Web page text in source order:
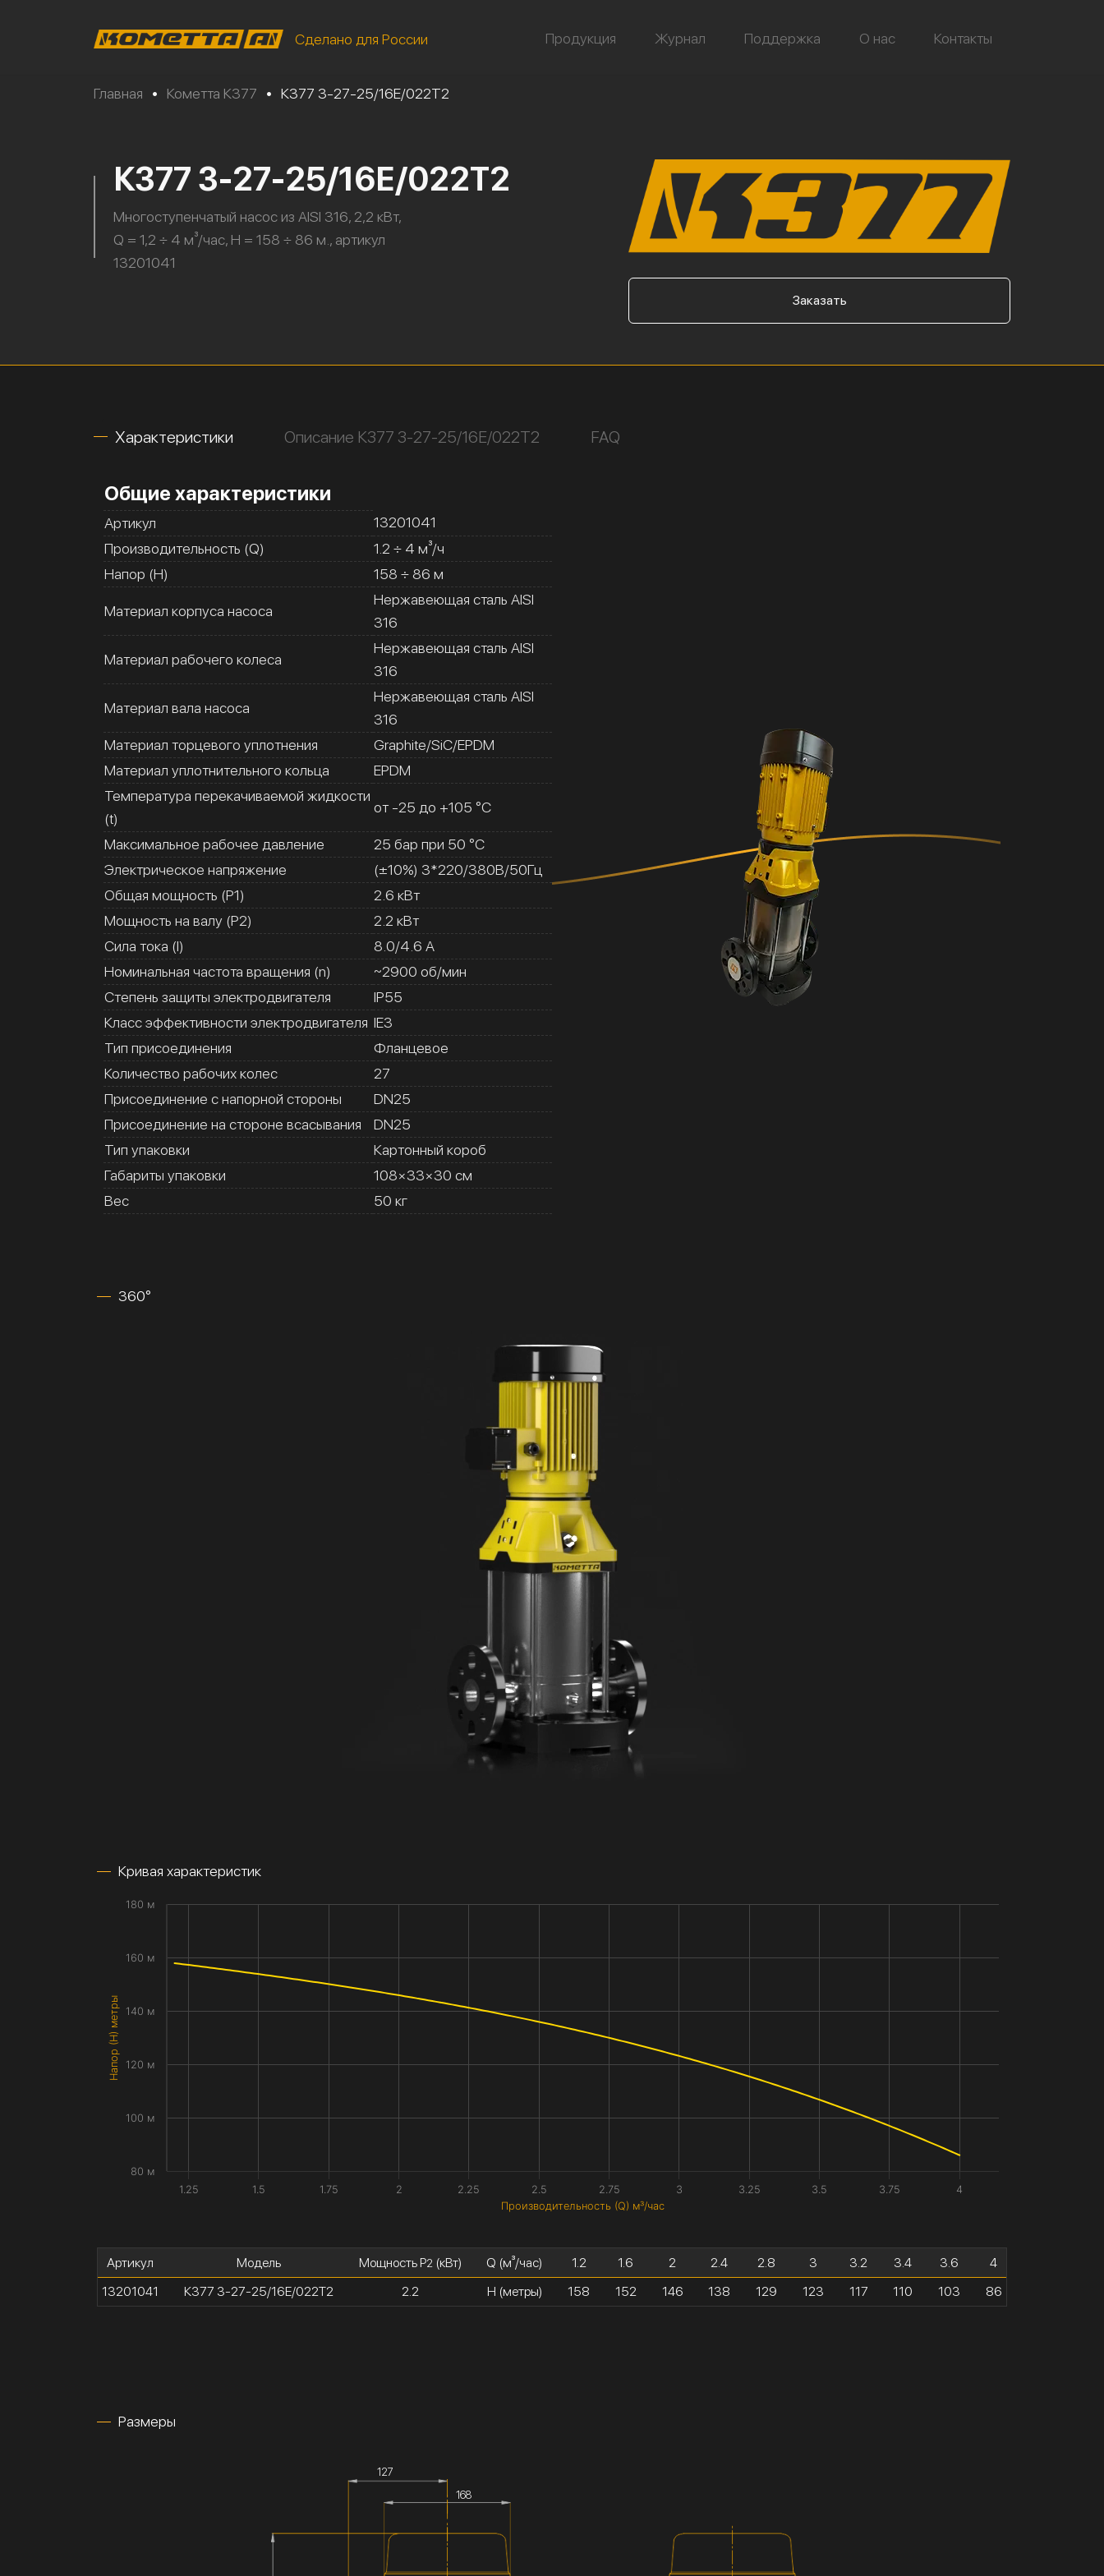
Сделано для России Продукция Журнал Поддержка О нас Контакты
Главная • Кометта К377 • К377 3-27-25/16Е/022Т2
К377 3-27-25/16Е/022Т2
Многоступенчатый насос из AISI 316, 2,2 кВт,
Q = 1,2 ÷ 4 м³/час, H = 158 ÷ 86 м., артикул
13201041
Заказать
Характеристики Описание К377 3-27-25/16Е/022Т2 FAQ
Общие характеристики
Артикул
13201041
Производительность (Q)
1.2 ÷ 4 м³/ч
Напор (H)
158 ÷ 86 м
Материал корпуса насоса
Нержавеющая сталь AISI
316
Материал рабочего колеса
Нержавеющая сталь AISI
316
Материал вала насоса
Нержавеющая сталь AISI
316
Материал торцевого уплотнения
Graphite/SiC/EPDM
Материал уплотнительного кольца
EPDM
Температура перекачиваемой жидкости
(t)
от -25 до +105 °C
Максимальное рабочее давление
25 бар при 50 °C
Электрическое напряжение
(±10%) 3*220/380В/50Гц
Общая мощность (Р1)
2.6 кВт
Мощность на валу (Р2)
2.2 кВт
Сила тока (I)
8.0/4.6 A
Номинальная частота вращения (n)
~2900 об/мин
Степень защиты электродвигателя
IP55
Класс эффективности электродвигателя IE3
Тип присоединения
Фланцевое
Количество рабочих колес
27
Присоединение с напорной стороны
DN25
Присоединение на стороне всасывания
DN25
Тип упаковки
Картонный короб
Габариты упаковки
108×33×30 см
Вес
50 кг
360°
Кривая характеристик
Производительность (Q) м³/час
Напор (H) метры
1.25 1.5 1.75 2 2.25 2.5 2.75 3 3.25 3.5 3.75 4
80 м
100 м
120 м
140 м
160 м
180 м
Артикул
13201041
Модель
К377 3-27-25/16Е/022Т2
Мощность P2(кВт)
2.2
Q (м³/час)
H (метры)
1.2
158
1.6
152
2
146
2.4
138
2.8
129
3
123
3.2
117
3.4
110
3.6
103
4
86
Размеры
127
168